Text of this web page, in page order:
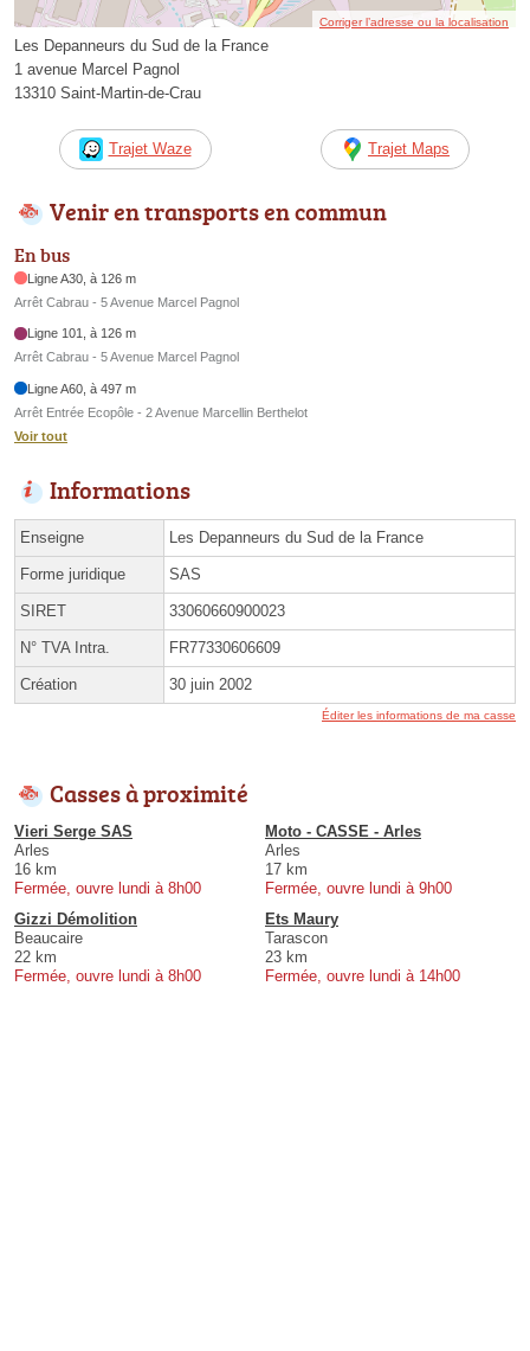
Corriger l’adresse ou la localisation
Les Depanneurs du Sud de la France
1 avenue Marcel Pagnol
13310 Saint-Martin-de-Crau
Trajet Waze Trajet Maps
Venir en transports en commun
En bus
Ligne A30, à 126 m
Arrêt Cabrau - 5 Avenue Marcel Pagnol
Ligne 101, à 126 m
Arrêt Cabrau - 5 Avenue Marcel Pagnol
Ligne A60, à 497 m
Arrêt Entrée Ecopôle - 2 Avenue Marcellin Berthelot
Voir tout
Informations
Enseigne Les Depanneurs du Sud de la France
Forme juridique SAS
SIRET 33060660900023
N° TVA Intra. FR77330606609
Création 30 juin 2002
Éditer les informations de ma casse
Casses à proximité
Vieri Serge SAS
Arles
16 km
Fermée, ouvre lundi à 8h00
Moto - CASSE - Arles
Arles
17 km
Fermée, ouvre lundi à 9h00
Gizzi Démolition
Beaucaire
22 km
Fermée, ouvre lundi à 8h00
Ets Maury
Tarascon
23 km
Fermée, ouvre lundi à 14h00